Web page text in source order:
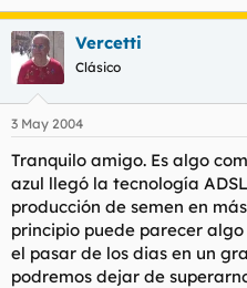
Vercetti
Clásico
3 May 2004
Tranquilo amigo. Es algo
azul llegó la tecnología
producción de semen en
principio puede parecer
el pasar de los dias en un
podremos dejar de